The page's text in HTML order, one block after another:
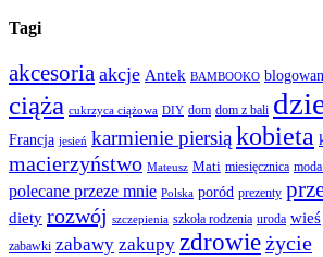
Tagi
akcesoria akcje Antek BAMBOOKO
ciąża cukrzyca ciążowa DIY dom dom z bali
Francja jesień karmienie piersiąkobieta
macierzyństwo Mateusz Mati miesięcznica
polecane przeze mnie Polska poród prezenty
diety rozwój szczepienia szkoła rodzenia uroda wieś
zabawki zabawy zakupy zdrowieżycie